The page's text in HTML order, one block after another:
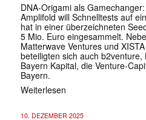
DNA-Origami als
Amplifold will Schnelltests auf
hat in einer überzeichneten
5 Mio. Euro eingesammelt.
Matterwave Ventures und
beteiligten sich auch b2venture,
Bayern Kapital, die Venture-
Bayern.
Weiterlesen
10. DEZEMBER 2025